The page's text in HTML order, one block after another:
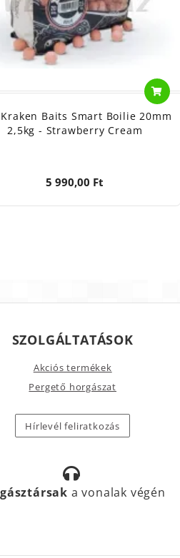
Baits Smart Boilie 20mm
2,5kg - Strawberry Cream
5 990,00 Ft
SZOLGÁLTATÁSOK
Akciós termékek
Pergető horgászat
Hírlevél feliratkozás
a vonalak végén